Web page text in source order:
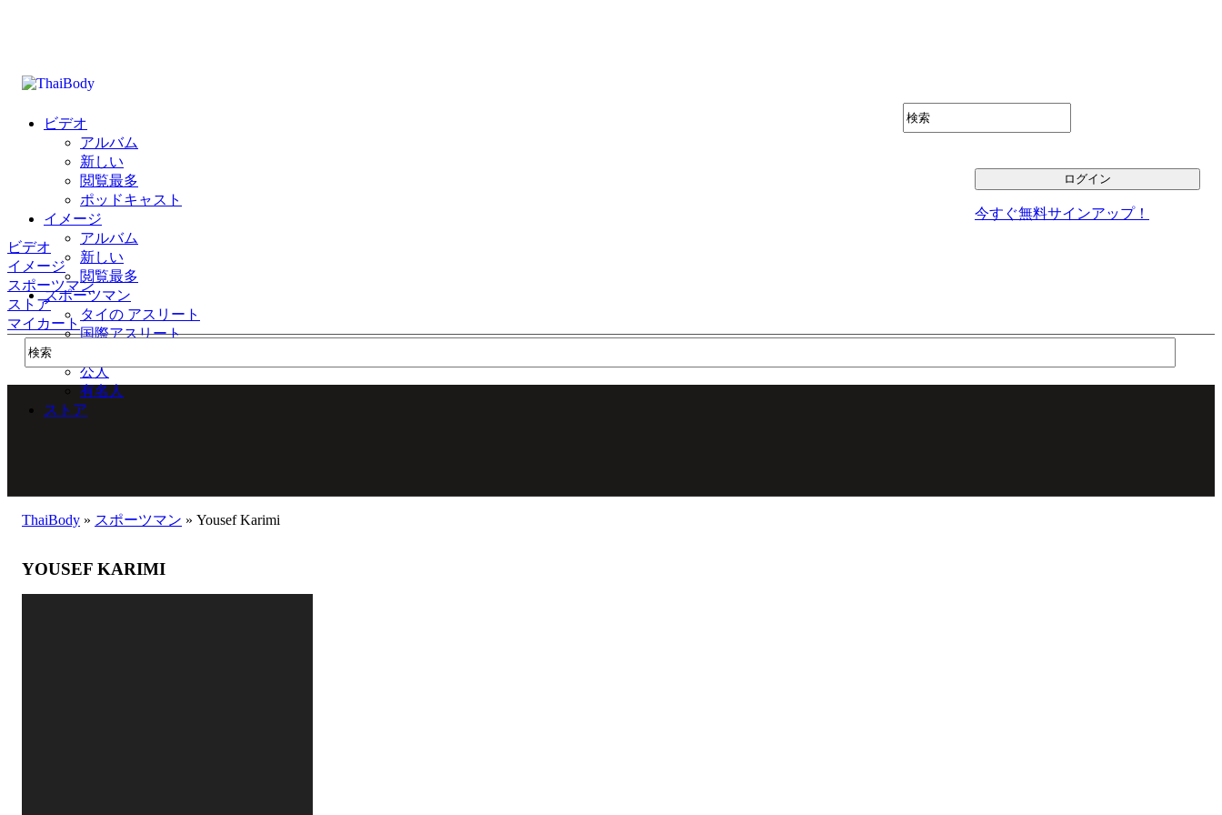
ビデオ
アルバム
新しい
閲覧最多
ポッドキャスト
イメージ
アルバム
新しい
閲覧最多
スポーツマン
タイの アスリート
国際アスリート
公人
有名人
ストア
今すぐ無料サインアップ！
ビデオ
イメージ
スポーツマン
ストア
マイカート
ThaiBody » スポーツマン » Yousef Karimi
YOUSEF KARIMI